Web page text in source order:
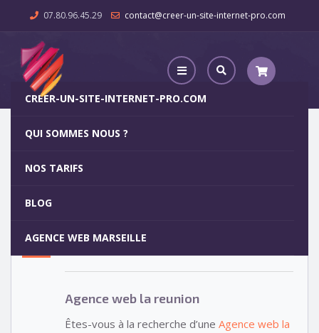
07.80.96.45.29 contact@creer-un-site-internet-pro.com
CREER-UN-SITE-INTERNET-PRO.COM
QUI SOMMES NOUS ?
NOS TARIFS
BLOG
AGENCE WEB MARSEILLE
Agence web la reunion
15
Votre site internet pour 29€
Agence web la reunion
Êtes-vous à la recherche d’une Agence web la